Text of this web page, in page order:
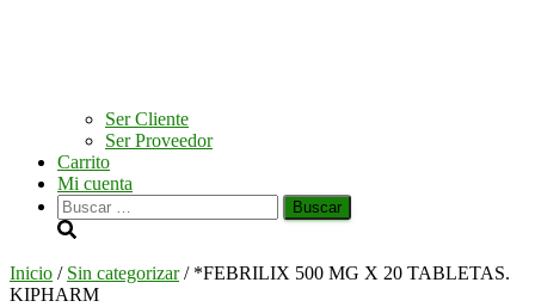
Ser Cliente
Ser Proveedor
Carrito
Mi cuenta
Buscar:
Inicio / Sin categorizar/ *FEBRILIX 500 MG X 20 TABLETAS.
KIPHARM